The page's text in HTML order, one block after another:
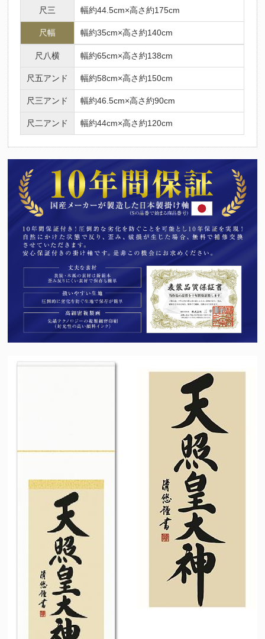
尺三 幅約44.5cm×高さ約175cm
尺幅 幅約35cm×高さ約140cm
尺八横 幅約65cm×高さ約138cm
尺五アンド 幅約58cm×高さ約150cm
尺三アンド 幅約46.5cm×高さ約90cm
尺二アンド 幅約44cm×高さ約120cm